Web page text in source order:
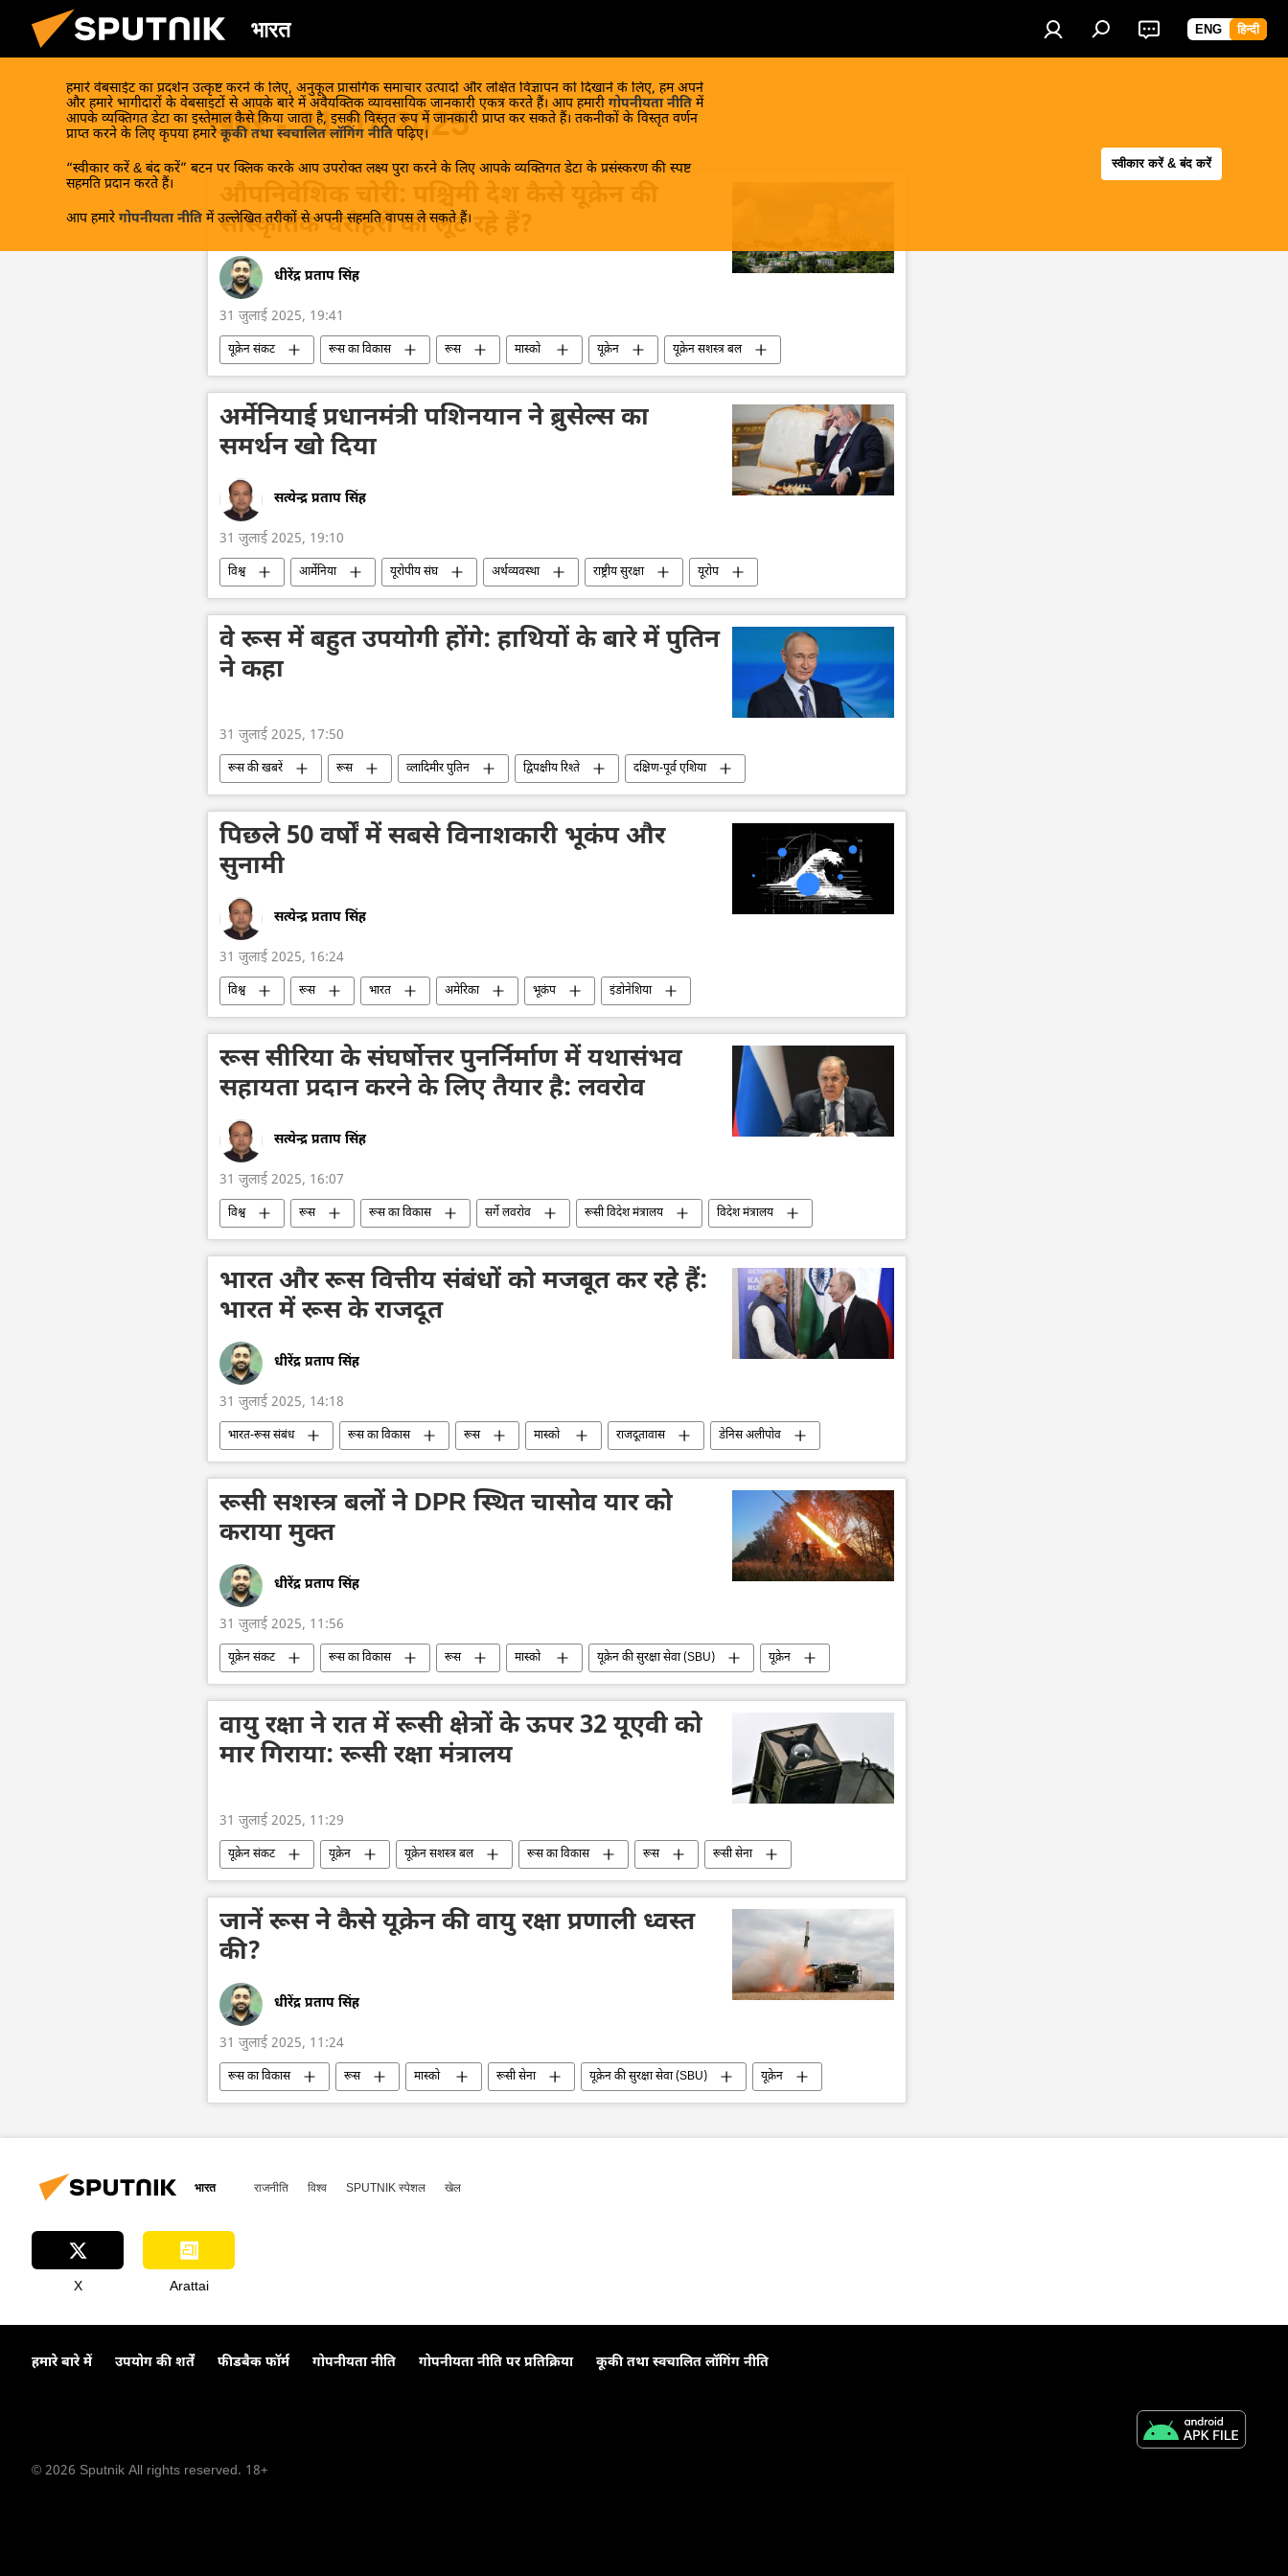
भारत ENG हिन्दी
हमारे वेबसाईट का प्रदर्शन उत्कृष्ट करने के लिए, अनुकूल प्रासंगिक समाचार उत्पादों और लक्षित विज्ञापन को दिखाने के लिए, हम अपने
और हमारे भागीदारों के वेबसाइटों से आपके बारे में अवैयक्तिक व्यावसायिक जानकारी एकत्र करते हैं। आप हमारी गोपनीयता नीति में
आपके व्यक्तिगत डेटा का इस्तेमाल कैसे किया जाता है, इसकी विस्तृत रूप में जानकारी प्राप्त कर सकते हैं। तकनीकों के विस्तृत वर्णन
प्राप्त करने के लिए कृपया हमारे कूकी तथा स्वचालित लॉगिंग नीति पढ़िए।
“स्वीकार करें & बंद करें” बटन पर क्लिक करके आप उपरोक्त लक्ष्य पुरा करने के लिए आपके व्यक्तिगत डेटा के प्रसंस्करण की स्पष्ट
सहमति प्रदान करते हैं।
आप हमारे गोपनीयता नीति में उल्लेखित तरीकों से अपनी सहमति वापस ले सकते हैं।
स्वीकार करें & बंद करें
खबरें - 31.07.2025
सांस्कृतिक धरोहरों को लूट रहे हैं?
धीरेंद्र प्रताप सिंह
31 जुलाई 2025, 19:41
यूक्रेन संकट रूस का विकास रूस मास्को यूक्रेन
यूक्रेन सशस्त्र बल
सांस्कृतिक धरोहर
वोलोडिमिर ज़ेलेंस्की व्लादिमीर पुतिन
रूसी विदेश मंत्रालय
मारिया ज़खारोवा
यूरोपीय संघ
अर्मेनियाई प्रधानमंत्री पशिनयान ने ब्रुसेल्स का
समर्थन खो दिया
सत्येन्द्र प्रताप सिंह
31 जुलाई 2025, 19:10
विश्व आर्मेनिया यूरोपीय संघ अर्थव्यवस्था राष्ट्रीय सुरक्षा
यूरोप
ओथडोक्स चर्च
विवाद
वे रूस में बहुत उपयोगी होंगे: हाथियों के बारे में पुतिन
ने कहा
31 जुलाई 2025, 17:50
रूस की खबरें रूस व्लादिमीर पुतिन द्विपक्षीय रिश्ते
दक्षिण-पूर्व एशिया
एशिया की धुरी
पिछले 50 वर्षों में सबसे विनाशकारी भूकंप और
सुनामी
सत्येन्द्र प्रताप सिंह
31 जुलाई 2025, 16:24
विश्व रूस भारत अमेरिका भूकंप इंडोनेशिया
रूस सीरिया के संघर्षोत्तर पुनर्निर्माण में यथासंभव
सहायता प्रदान करने के लिए तैयार है: लवरोव
सत्येन्द्र प्रताप सिंह
31 जुलाई 2025, 16:07
विश्व रूस रूस का विकास सर्गे लवरोव रूसी विदेश मंत्रालय
विदेश मंत्रालय
सीरिया
सीरियाई गृहयुद्ध द्विपक्षीय रिश्ते द्विपक्षीय व्यापार
भारत और रूस वित्तीय संबंधों को मजबूत कर रहे हैं:
भारत में रूस के राजदूत
धीरेंद्र प्रताप सिंह
31 जुलाई 2025, 14:18
भारत-रूस संबंध रूस का विकास रूस मास्को राजदूतावास
डेनिस अलीपोव
आर्थिक वृद्धि दर
रूसी अर्थव्यवस्था भारतीय अर्थव्यवस्था अर्थव्यवस्था
द्विपक्षीय रिश्ते
द्विपक्षीय व्यापार
नरेन्द्र मोदी व्लादिमीर पुतिन
रूसी सशस्त्र बलों ने DPR स्थित चासोव यार को
कराया मुक्त
धीरेंद्र प्रताप सिंह
31 जुलाई 2025, 11:56
यूक्रेन संकट रूस का विकास रूस मास्को यूक्रेन की सुरक्षा सेवा (SBU)
यूक्रेन
यूक्रेन सशस्त्र बल
विशेष सैन्य अभियान डोनेट्स्क पीपुल्स रिपब्लिक रूसी सेना
वायु रक्षा ने रात में रूसी क्षेत्रों के ऊपर 32 यूएवी को
मार गिराया: रूसी रक्षा मंत्रालय
31 जुलाई 2025, 11:29
यूक्रेन संकट यूक्रेन यूक्रेन सशस्त्र बल रूस का विकास रूस
रूसी सेना
विशेष सैन्य अभियान
जानें रूस ने कैसे यूक्रेन की वायु रक्षा प्रणाली ध्वस्त
की?
धीरेंद्र प्रताप सिंह
31 जुलाई 2025, 11:24
रूस का विकास रूस मास्को रूसी सेना यूक्रेन की सुरक्षा सेवा (SBU)
यूक्रेन
यूक्रेन सशस्त्र बल
यूक्रेन का जवाबी हमला विशेष सैन्य अभियान
ड्रोन
भारत राजनीति विश्व SPUTNIK स्पेशल खेल
X Arattai
हमारे बारे में उपयोग की शर्तें फीडबैक फॉर्म गोपनीयता नीति गोपनीयता नीति पर प्रतिक्रिया कूकी तथा स्वचालित लॉगिंग नीति
© 2026 Sputnik All rights reserved. 18+